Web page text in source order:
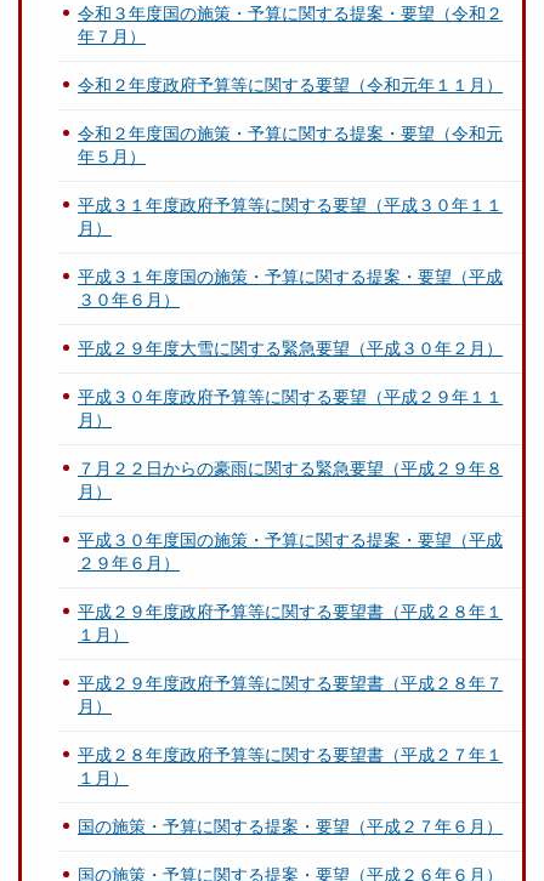
令和３年度国の施策・予算に関する提案・要望（令和２
年７月）
令和２年度政府予算等に関する要望（令和元年１１月）
令和２年度国の施策・予算に関する提案・要望（令和元
年５月）
平成３１年度政府予算等に関する要望（平成３０年１１
月）
平成３１年度国の施策・予算に関する提案・要望（平成
３０年６月）
平成２９年度大雪に関する緊急要望（平成３０年２月）
平成３０年度政府予算等に関する要望（平成２９年１１
月）
７月２２日からの豪雨に関する緊急要望（平成２９年８
月）
平成３０年度国の施策・予算に関する提案・要望（平成
２９年６月）
平成２９年度政府予算等に関する要望書（平成２８年１
１月）
平成２９年度政府予算等に関する要望書（平成２８年７
月）
平成２８年度政府予算等に関する要望書（平成２７年１
１月）
国の施策・予算に関する提案・要望（平成２７年６月）
国の施策・予算に関する提案・要望（平成２６年６月）